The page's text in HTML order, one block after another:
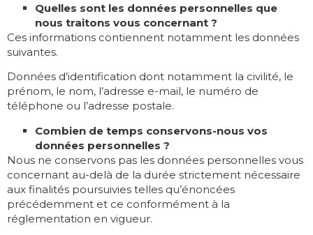
Quelles sont les données personnelles que
nous traitons vous concernant ?
Ces informations contiennent notamment les données
suivantes.
Données d’identification dont notamment la civilité, le
prénom, le nom, l’adresse e-mail, le numéro de
téléphone ou l’adresse postale.
Combien de temps conservons-nous vos
données personnelles ?
Nous ne conservons pas les données personnelles vous
concernant au-delà de la durée strictement nécessaire
aux finalités poursuivies telles qu’énoncées
précédemment et ce conformément à la
réglementation en vigueur.